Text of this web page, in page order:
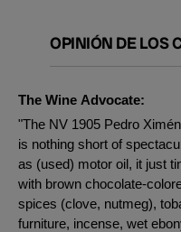
OPINIÓN DE LOS
The Wine Advocate:
"The NV 1905 Pedro
is nothing short of
as (used) motor oil, it just
with brown chocolate-
spices (clove, nutmeg),
furniture, incense, wet